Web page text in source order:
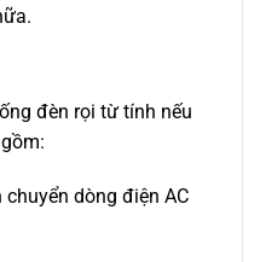
đèn rọi từ tính nếu
chuyển dòng điện AC